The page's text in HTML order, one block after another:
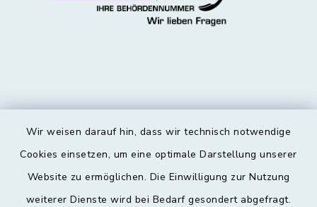
Wir weisen darauf hin, dass wir technisch notwendige
Cookies einsetzen, um eine optimale Darstellung unserer
Website zu ermöglichen. Die Einwilligung zur Nutzung
weiterer Dienste wird bei Bedarf gesondert abgefragt.
Kontakt